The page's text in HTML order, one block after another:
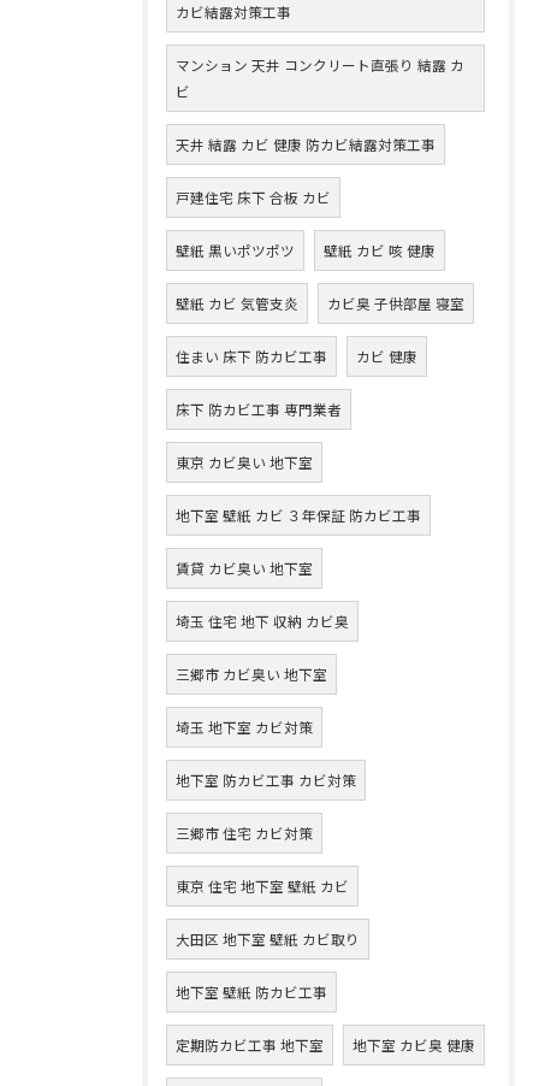
カビ結露対策工事
マンション 天井 コンクリート直張り 結露 カ
ビ
天井 結露 カビ 健康 防カビ結露対策工事
戸建住宅 床下 合板 カビ
壁紙 黒いポツポツ 壁紙 カビ 咳 健康
壁紙 カビ 気管支炎 カビ臭 子供部屋 寝室
住まい 床下 防カビ工事 カビ 健康
床下 防カビ工事 専門業者
東京 カビ臭い 地下室
地下室 壁紙 カビ ３年保証 防カビ工事
賃貸 カビ臭い 地下室
埼玉 住宅 地下 収納 カビ臭
三郷市 カビ臭い 地下室
埼玉 地下室 カビ対策
地下室 防カビ工事 カビ対策
三郷市 住宅 カビ対策
東京 住宅 地下室 壁紙 カビ
大田区 地下室 壁紙 カビ取り
地下室 壁紙 防カビ工事
定期防カビ工事 地下室 地下室 カビ臭 健康